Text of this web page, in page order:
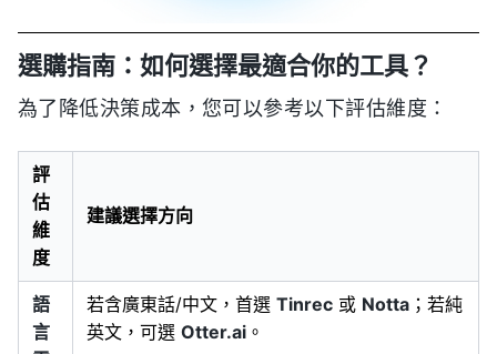
選購指南：如何選擇最適合你的工具？
為了降低決策成本，您可以參考以下評估維度：
評
估
維
度
建議選擇方向
語
言
若含廣東話/中文，首選 Tinrec 或 Notta ；若純
英文，可選 Otter.ai 。